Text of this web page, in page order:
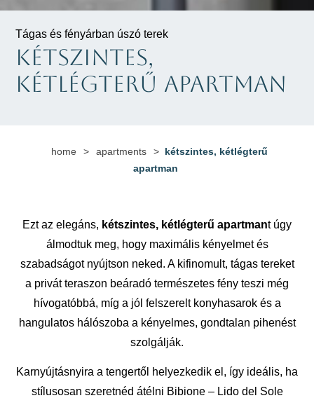
Tágas és fényárban úszó terek
KÉTSZINTES,
KÉTLÉGTERŰ APARTMAN
home > apartments > kétszintes, kétlégterű
apartman
Ezt az elegáns, kétszintes, kétlégterű apartmant úgy
álmodtuk meg, hogy maximális kényelmet és
szabadságot nyújtson neked. A kifinomult, tágas tereket
a privát teraszon beáradó természetes fény teszi még
hívogatóbbá, míg a jól felszerelt konyhasarok és a
hangulatos hálószoba a kényelmes, gondtalan pihenést
szolgálják.
Karnyújtásnyira a tengertől helyezkedik el, így ideális, ha
stílusosan szeretnéd átélni Bibione – Lido del Sole